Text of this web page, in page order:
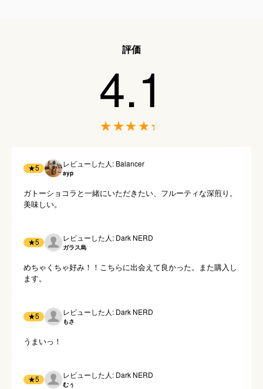
評価
4.1
★5 レビューした人: Balancer
ayp
ガトーショコラと一緒にいただきたい、フルーティな深煎り。
美味しい。
★5 レビューした人: Dark NERD
ガラス烏
めちゃくちゃ好み！！こちらに出会えて良かった。また購入し
ます。
★5 レビューした人: Dark NERD
もさ
うまいっ！
★5 レビューした人: Dark NERD
むぅ